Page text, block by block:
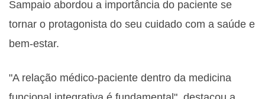
Sampaio abordou a importância do paciente se
tornar o protagonista do seu cuidado com a saúde e
bem-estar.
"A relação médico-paciente dentro da medicina